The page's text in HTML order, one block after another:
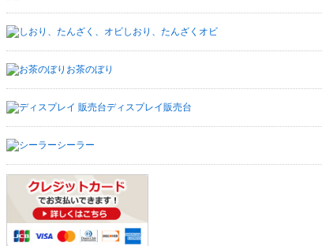
しおり、たんざくオビ
お茶のぼり
ディスプレイ販売台
シーラー